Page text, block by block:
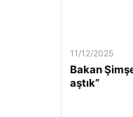
11/12/2025
Bakan
aştık”